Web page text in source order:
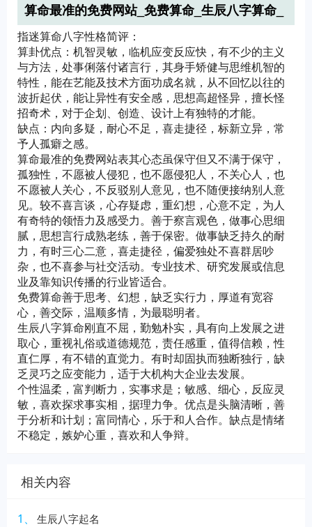
算命最准的免费网站_免费算命_生辰八字算命_
算卦_指迷算命
指迷算命八字性格简评：
算卦优点：机智灵敏，临机应变反应快，有不少的主义
与方法，处事俐落付诸言行，其身手矫健与思维机智的
特性，能在艺能及技术方面功成名就，从不回忆以往的
波折起伏，能让异性有安全感，思想高超怪异，擅长怪
招奇术，对于企划、创造、设计上有独特的才能。
缺点：内向多疑，耐心不足，喜走捷径，标新立异，常
予人孤癖之感。
算命最准的免费网站表其心态虽保守但又不满于保守，
孤独性，不愿被人侵犯，也不愿侵犯人，不关心人，也
不愿被人关心，不反驳别人意见，也不随便接纳别人意
见。较不喜言谈，心存疑虑，重幻想，心意不定，为人
有奇特的领悟力及感受力。善于察言观色，做事心思细
腻，思想言行成熟老练，善于保密。做事缺乏持久的耐
力，有时三心二意，喜走捷径，偏爱独处不喜群居吵
杂，也不喜参与社交活动。专业技术、研究发展或信息
业及靠知识传播的行业皆适合。
免费算命善于思考、幻想，缺乏实行力，厚道有宽容
心，善交际，温顺多情，为最聪明者。
生辰八字算命刚直不屈，勤勉朴实，具有向上发展之进
取心，重视礼俗或道德规范，责任感重，值得信赖，性
直仁厚，有不错的直觉力。有时却固执而独断独行，缺
乏灵巧之应变能力，适于大机构大企业去发展。
个性温柔，富判断力，实事求是；敏感、细心，反应灵
敏，喜欢探求事实相，据理力争。优点是头脑清晰，善
于分析和计划；富同情心，乐于和人合作。缺点是情绪
不稳定，嫉妒心重，喜欢和人争辩。
相关内容
1、 生辰八字起名